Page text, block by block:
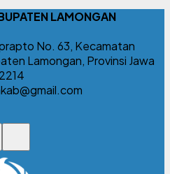
LAMONGAN
No. 63, Kecamatan
Lamongan, Provinsi Jawa